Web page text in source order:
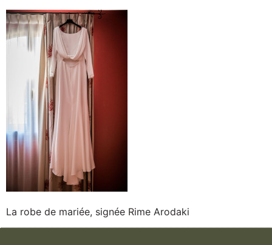
La robe de mariée, signée Rime Arodaki